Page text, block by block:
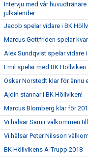
Intervju med vår
julkalender
Jacob spelar vidare i BK
Marcus Gottfriden spelar
Alex Sundqvist spelar vidare
Emil spelar med BK Höllviken
Oskar Norstedt klar för ännu
Ajdin stannar i BK Höllviken!
Marcus Blomberg klar för
Vi hälsar Samir välkommen
Vi hälsar Peter Nilsson
BK Höllvikens A-Trupp 2018